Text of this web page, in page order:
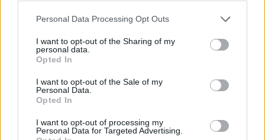
Personal Data Processing Opt Outs
I want to opt-out of the Sharing of my
personal data.
Opted In
I want to opt-out of the Sale of my
Personal Data.
Opted In
I want to opt-out of processing my
Personal Data for Targeted Advertising.
νομών (Μεσσηνίας και Ηλείας) πρέπει να
απαιτήσουμε την αποσύνδεσή του διοικητικά
και οικονομικά από το νοσοκομείο της
Συνεπώς απαιτείται αγώνας ενωτικός και
μαζικός. Γι’ αυτό το λόγο προτείνουμε:
Τη συγκρότηση ευρείας συντονιστικής